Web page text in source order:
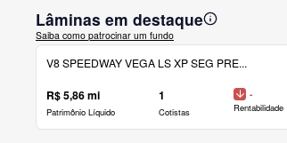
Lâminas em destaque
Saiba como patrocinar um fundo
V8 SPEEDWAY VEGA LS XP SEG PRE...
R$ 5,86 mi
Patrimônio Líquido
1
Cotistas
-
Rentabilidade